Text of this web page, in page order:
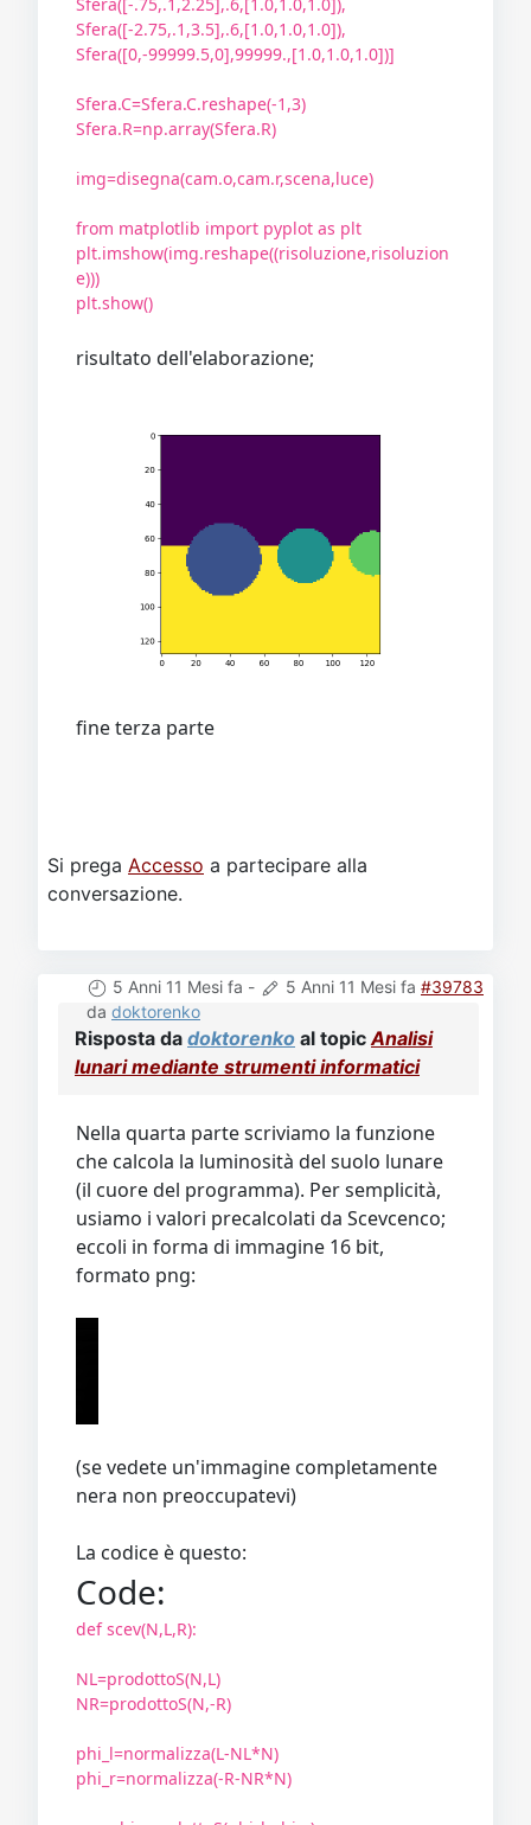
Sfera([-2.75,.1,3.5],.6,[1.0,1.0,1.0]),
Sfera([0,-99999.5,0],99999.,[1.0,1.0,1.0])]
Sfera.C=Sfera.C.reshape(-1,3)
Sfera.R=np.array(Sfera.R)
img=disegna(cam.o,cam.r,scena,luce)
from matplotlib import pyplot as plt
plt.imshow(img.reshape((risoluzione,risoluzion
e)))
plt.show()
risultato dell'elaborazione;
fine terza parte
Si prega Accesso a partecipare alla
conversazione.
5 Anni 11 Mesi fa - 5 Anni 11 Mesi fa #39783
da doktorenko
Risposta da doktorenko al topic Analisi
lunari mediante strumenti informatici
Nella quarta parte scriviamo la funzione
che calcola la luminosità del suolo lunare
(il cuore del programma). Per semplicità,
usiamo i valori precalcolati da Scevcenco;
eccoli in forma di immagine 16 bit,
formato png:
(se vedete un'immagine completamente
nera non preoccupatevi)
La codice è questo:
Code:
def scev(N,L,R):
NL=prodottoS(N,L)
NR=prodottoS(N,-R)
phi_l=normalizza(L-NL*N)
phi_r=normalizza(-R-NR*N)